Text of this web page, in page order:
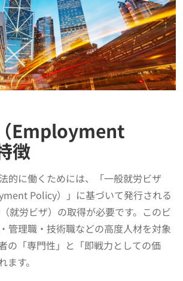
Employment
徴
的に働くためには、「一般就労ビザ
Policy）」に基づいて発行される
就労ビザ）の取得が必要です。このビ
管理職・技術職などの高度人材を対象
の「専門性」と「即戦力としての価
す。